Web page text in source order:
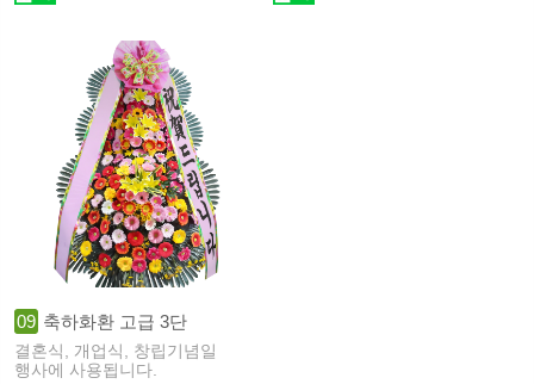
09 축하화환 고급 3단
결혼식, 개업식, 창립기념일
행사에 사용됩니다.